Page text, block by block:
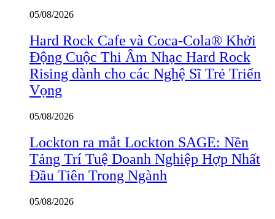
05/08/2026
Hard Rock Cafe và Coca-Cola® Khởi
Động Cuộc Thi Âm Nhạc Hard Rock
Rising dành cho các Nghệ Sĩ Trẻ Triển
Vọng
05/08/2026
Lockton ra mắt Lockton SAGE: Nền
Tảng Trí Tuệ Doanh Nghiệp Hợp Nhất
Đầu Tiên Trong Ngành
05/08/2026